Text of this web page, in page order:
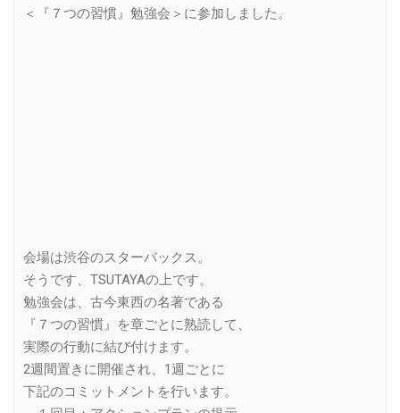
＜『７つの習慣』勉強会＞に参加しました。
会場は渋谷のスターバックス。
そうです、TSUTAYAの上です。
勉強会は、古今東西の名著である
『７つの習慣』を章ごとに熟読して、
実際の行動に結び付けます。
2週間置きに開催され、1週ごとに
下記のコミットメントを行います。